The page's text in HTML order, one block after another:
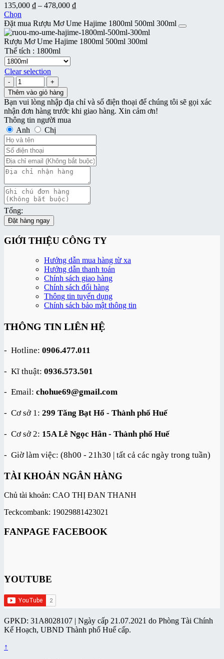
trên
trang
sản
phẩm
135,000 ₫ – 478,000 ₫Khoảng
từ
135,000 ₫
đến
Chọn
Sản
phẩm
này
có
nhiều
biến
thể.
Các
tùy
chọn
có
thể
được
chọn
trên
trang
sản
phẩm
Đặt mua Rượu Mơ Ume Hajime 1800ml 500ml 300ml
Rượu Mơ Ume Hajime 1800ml 500ml 300ml
Thể tích : 1800ml
Clear selection
Rượu
Mơ
Ume
Hajime
1800ml
500ml
300ml
số
lượng
Thêm vào giỏ hàng
Bạn vui lòng nhập địa chỉ và số điện thoại để chúng tôi sẽ gọi xác
nhận đơn hàng trước khi giao hàng. Xin cảm ơn!
Thông tin người mua
Anh
Chị
Tổng:
Đặt hàng ngay
GIỚI THIỆU CÔNG TY
Hướng dẫn mua hàng từ xa
Hướng dẫn thanh toán
Chính sách giao hàng
Chính sách đổi hàng
Thông tin tuyển dụng
Chính sách bảo mật thông tin
THÔNG TIN LIÊN HỆ
- Hotline: 0906.477.011
- Kĩ thuật: 0936.573.501
- Email: chohue69@gmail.com
- Cơ sở 1: 299 Tăng Bạt Hổ - Thành phố Huế
- Cơ sở 2: 15A Lê Ngọc Hân - Thành phố Huế
- Giờ làm việc: (8h00 - 21h30 | tất cả các ngày trong tuần)
TÀI KHOẢN NGÂN HÀNG
Chủ tài khoản: CAO THỊ ĐAN THANH
Teckcombank: 19029881423021
FANPAGE FACEBOOK
YOUTUBE
GPKD: 31A8028107 | Ngày cấp 21.07.2021 do Phòng Tài Chính
Kế Hoạch, UBND Thành phố Huế cấp.
↑